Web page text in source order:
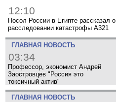
12:10
Посол России в Египте рассказал о
расследовании катастрофы A321
ГЛАВНАЯ НОВОСТЬ
03:34
Профессор, экономист Андрей
Заостровцев "Россия это
токсичный актив"
ГЛАВНАЯ НОВОСТЬ